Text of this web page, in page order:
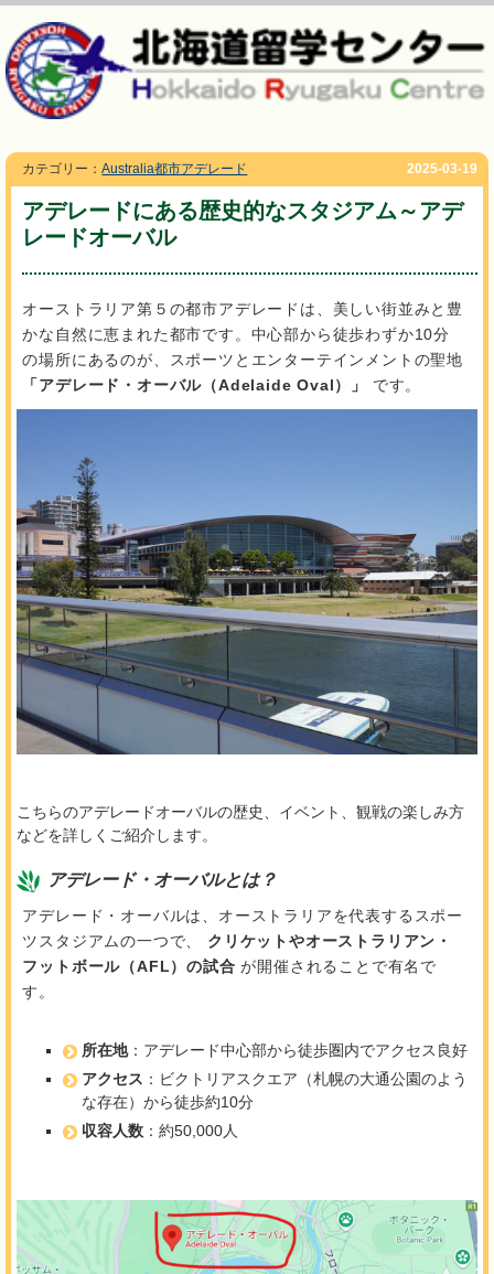
カテゴリー：Australia都市アデレード 2025-03-19
アデレードにある歴史的なスタジアム～アデ
レードオーバル
オーストラリア第５の都市アデレードは、美しい街並みと豊
かな自然に恵まれた都市です。中心部から徒歩わずか10分
の場所にあるのが、スポーツとエンターテインメントの聖地
「アデレード・オーバル（Adelaide Oval）」
です。
こちらのアデレードオーバルの歴史、イベント、観戦の楽しみ方
などを詳しくご紹介します。
アデレード・オーバルとは？
アデレード・オーバルは、オーストラリアを代表するスポー
ツスタジアムの一つで、 クリケットやオーストラリアン・
フットボール（AFL）の試合 が開催されることで有名で
す。
所在地：アデレード中心部から徒歩圏内でアクセス良好
アクセス ：ビクトリアスクエア（札幌の大通公園のよう
な存在）から徒歩約10分
収容人数 ：約50,000人